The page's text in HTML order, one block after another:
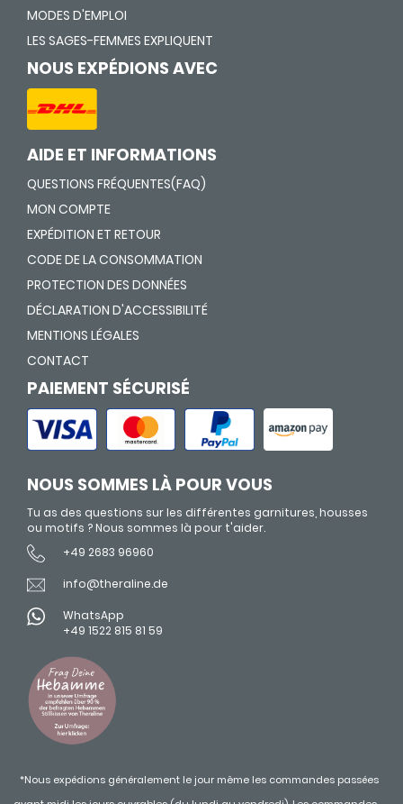
MODES D'EMPLOI
LES SAGES-FEMMES EXPLIQUENT
NOUS EXPÉDIONS AVEC
AIDE ET INFORMATIONS
QUESTIONS FRÉQUENTES(FAQ)
MON COMPTE
EXPÉDITION ET RETOUR
CODE DE LA CONSOMMATION
PROTECTION DES DONNÉES
DÉCLARATION D'ACCESSIBILITÉ
MENTIONS LÉGALES
CONTACT
PAIEMENT SÉCURISÉ
NOUS SOMMES LÀ POUR VOUS
Tu as des questions sur les différentes garnitures, housses
ou motifs ? Nous sommes là pour t'aider.
+49 2683 96960
info@theraline.de
WhatsApp
+49 1522 815 81 59
*Nous expédions généralement le jour même les commandes passées